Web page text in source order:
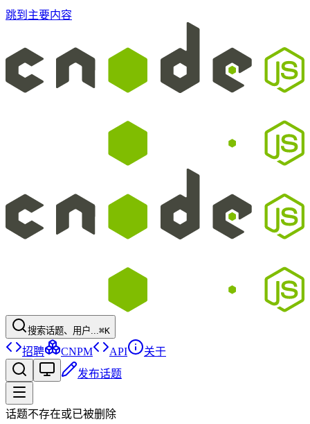
跳到主要内容
搜索话题、用户...⌘K
招聘 CNPM API
关于
发布话题
话题不存在或已被删除